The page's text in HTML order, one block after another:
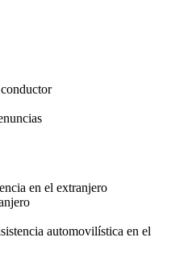
en el extranjero
automovilística en el